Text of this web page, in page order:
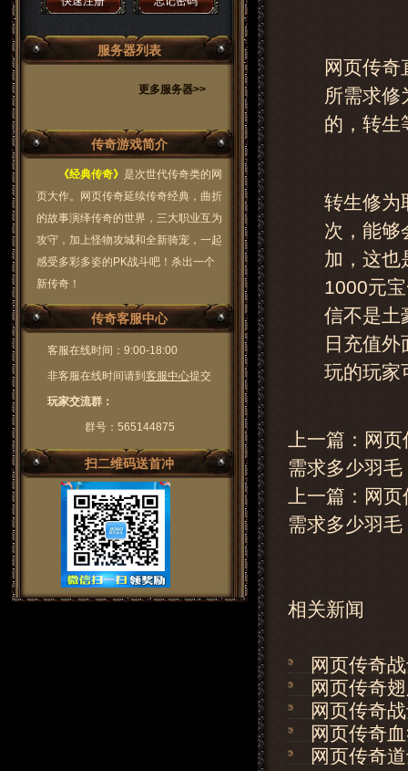
网页传
所需求修
的，转生
转生修
次，能够
加，这
1000元
信不是
日充值
玩的玩家
上一篇：网
需求多少羽毛
上一篇： 网
需求多少羽毛
相关新闻
网页传奇
网页传奇
网页传奇
网页传奇
网页传奇
服务器列表
更多服务器>>
传奇游戏简介
《经典传奇》 是次世代传奇类的网
页大作。网页传奇延续传奇经典，曲折
的故事演绎传奇的世界，三大职业互为
攻守，加上怪物攻城和全新骑宠，一起
感受多彩多姿的PK战斗吧！杀出一个
新传奇！
传奇客服中心
客服在线时间：9:00-18:00
非客服在线时间请到 客服中心提交
玩家交流群：
群号：565144875
扫二维码送首冲